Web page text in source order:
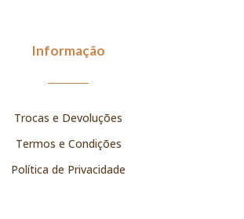
Informação
Trocas e Devoluções
Termos e Condições
Política de Privacidade